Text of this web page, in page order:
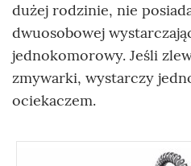
dużej rodzinie, nie
dwuosobowej
jednokomorowy. Jeśli
zmywarki, wystarczy
ociekaczem.